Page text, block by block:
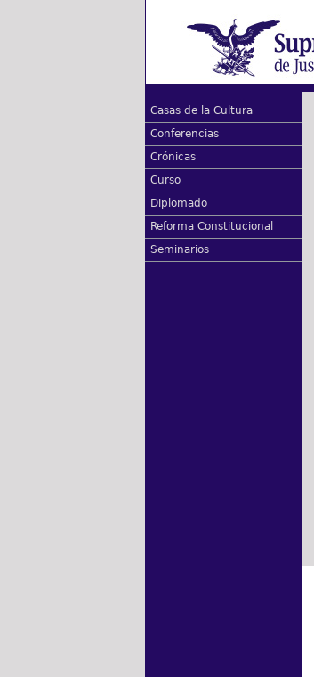
Casas de la Cultura
Conferencias
Crónicas
Curso
Diplomado
Reforma Constitucional
Seminarios